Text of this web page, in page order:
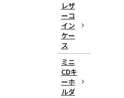
レザ
ーコ
イン
ケー
ス
ミニ
CDキ
ーホ
ルダ